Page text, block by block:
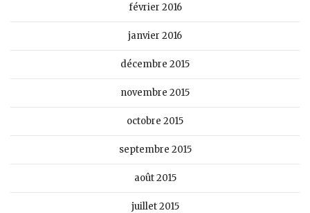
février 2016
janvier 2016
décembre 2015
novembre 2015
octobre 2015
septembre 2015
août 2015
juillet 2015